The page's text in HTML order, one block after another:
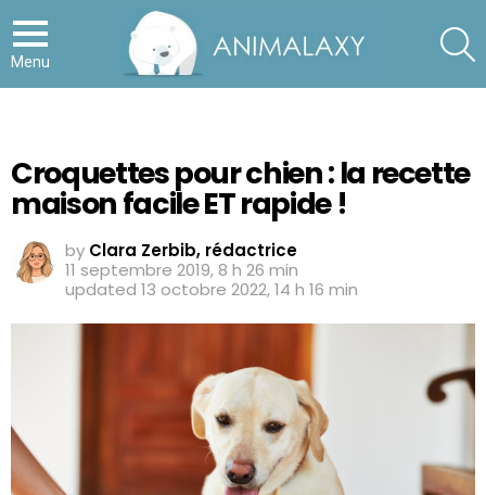
Menu
Croquettes pour chien : la recette
maison facile ET rapide !
by Clara Zerbib, rédactrice
11 septembre 2019, 8 h 26 min
updated 13 octobre 2022, 14 h 16 min